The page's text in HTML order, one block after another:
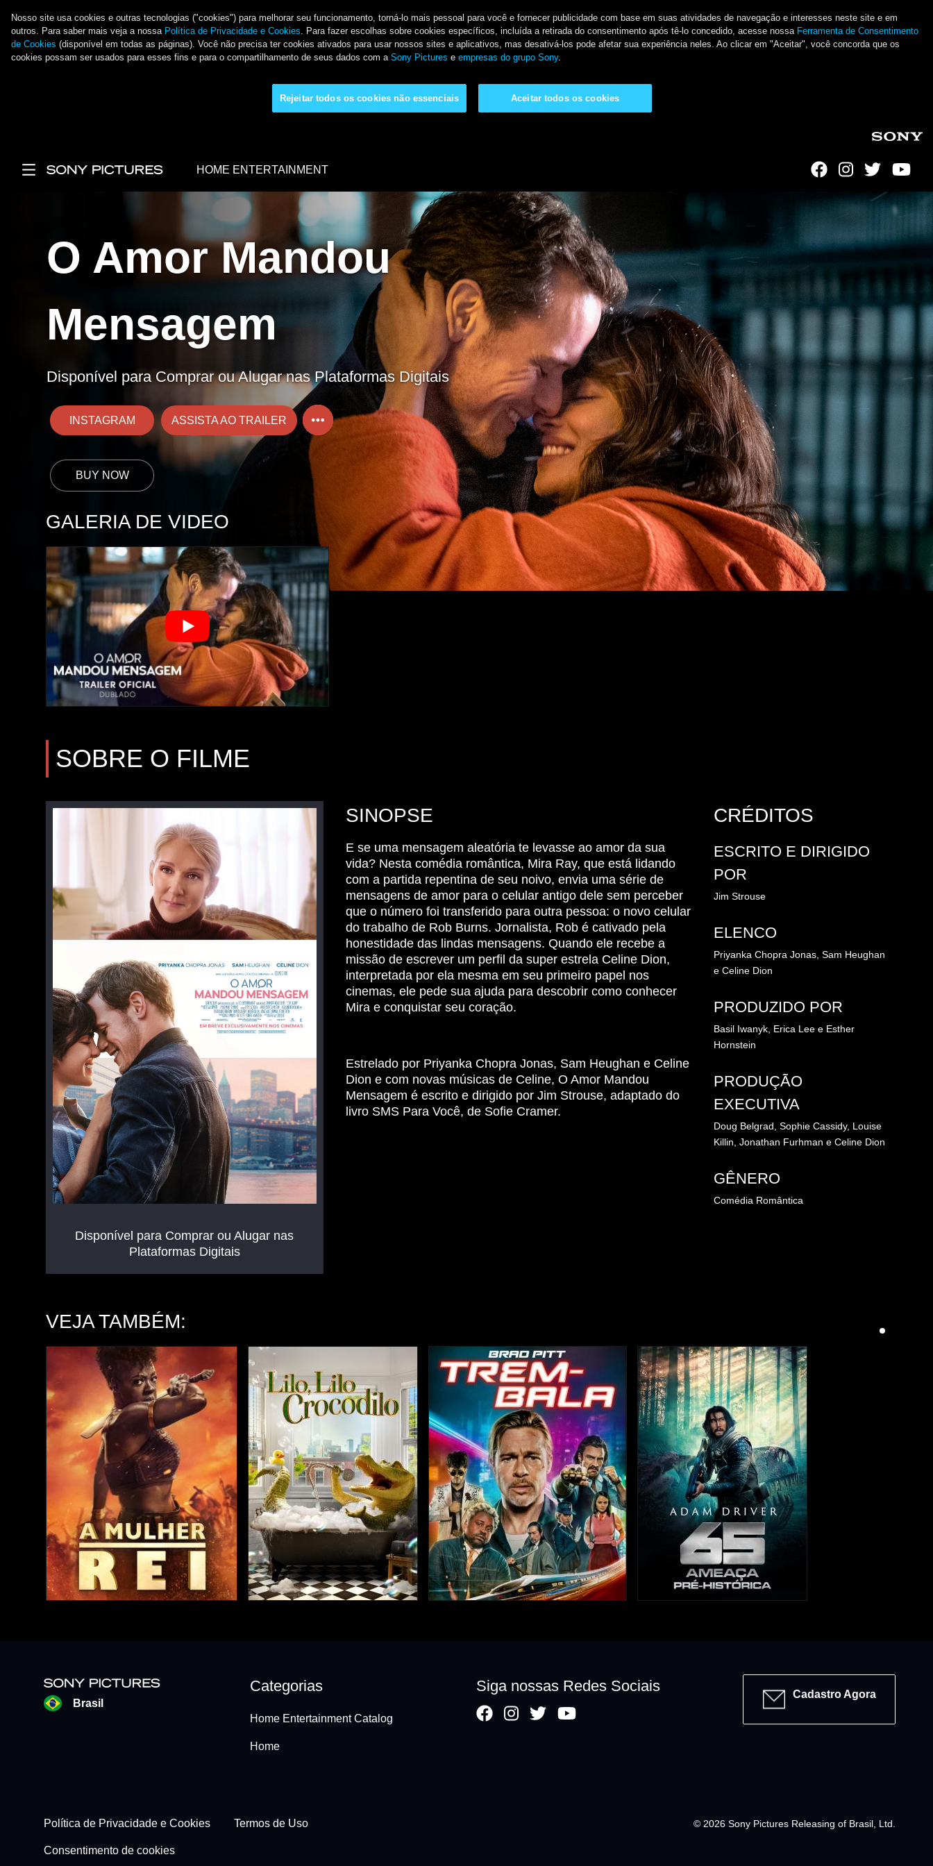
Nosso site usa cookies e outras tecnologias ("cookies") para melhorar seu funcionamento, torná-lo mais pessoal para você e fornecer publicidade com base em suas atividades de navegação e interesses neste site e em
outros. Para saber mais veja a nossa Política de Privacidade e Cookies. Para fazer escolhas sobre cookies específicos, incluída a retirada do consentimento após tê-lo concedido, acesse nossa Ferramenta de Consentimento
de Cookies (disponível em todas as páginas). Você não precisa ter cookies ativados para usar nossos sites e aplicativos, mas desativá-los pode afetar sua experiência neles. Ao clicar em "Aceitar", você concorda que os
cookies possam ser usados para esses fins e para o compartilhamento de seus dados com a Sony Pictures e empresas do grupo Sony.
Rejeitar todos os cookies não essenciais Aceitar todos os cookies
HOME ENTERTAINMENT Social Links
O Amor Mandou
Mensagem
Disponível para Comprar ou Alugar nas Plataformas Digitais
INSTAGRAM ASSISTA AO TRAILER
GALERIA DE VIDEO
SOBRE O FILME
Disponível para Comprar ou Alugar nas
Plataformas Digitais
SINOPSE
E se uma mensagem aleatória te levasse ao amor da sua
vida? Nesta comédia romântica, Mira Ray, que está lidando
com a partida repentina de seu noivo, envia uma série de
mensagens de amor para o celular antigo dele sem perceber
que o número foi transferido para outra pessoa: o novo celular
do trabalho de Rob Burns. Jornalista, Rob é cativado pela
honestidade das lindas mensagens. Quando ele recebe a
missão de escrever um perfil da super estrela Celine Dion,
interpretada por ela mesma em seu primeiro papel nos
cinemas, ele pede sua ajuda para descobrir como conhecer
Mira e conquistar seu coração.
Estrelado por Priyanka Chopra Jonas, Sam Heughan e Celine
Dion e com novas músicas de Celine, O Amor Mandou
Mensagem é escrito e dirigido por Jim Strouse, adaptado do
livro SMS Para Você, de Sofie Cramer.
CRÉDITOS
ESCRITO E DIRIGIDO
POR
Jim Strouse
ELENCO
Priyanka Chopra Jonas, Sam Heughan
e Celine Dion
PRODUZIDO POR
Basil Iwanyk, Erica Lee e Esther
Hornstein
PRODUÇÃO
EXECUTIVA
Doug Belgrad, Sophie Cassidy, Louise
Killin, Jonathan Furhman e Celine Dion
GÊNERO
Comédia Romântica
VEJA TAMBÉM:
Brasil
Categorias
Home Entertainment Catalog
Home
Siga nossas Redes Sociais Cadastro Agora
Footer - Subfooter
Política de Privacidade e Cookies Termos de Uso
Consentimento de cookies
© 2026 Sony Pictures Releasing of Brasil, Ltd.